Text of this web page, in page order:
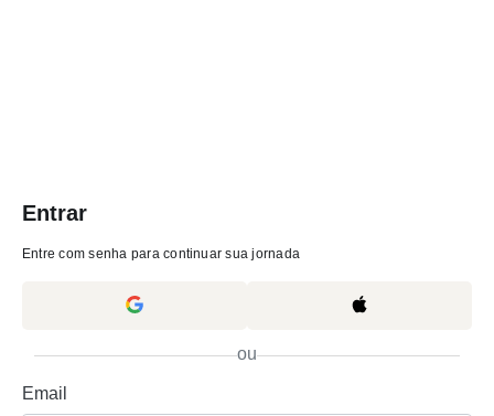
Entrar
Entre com senha para continuar sua jornada
ou
Email